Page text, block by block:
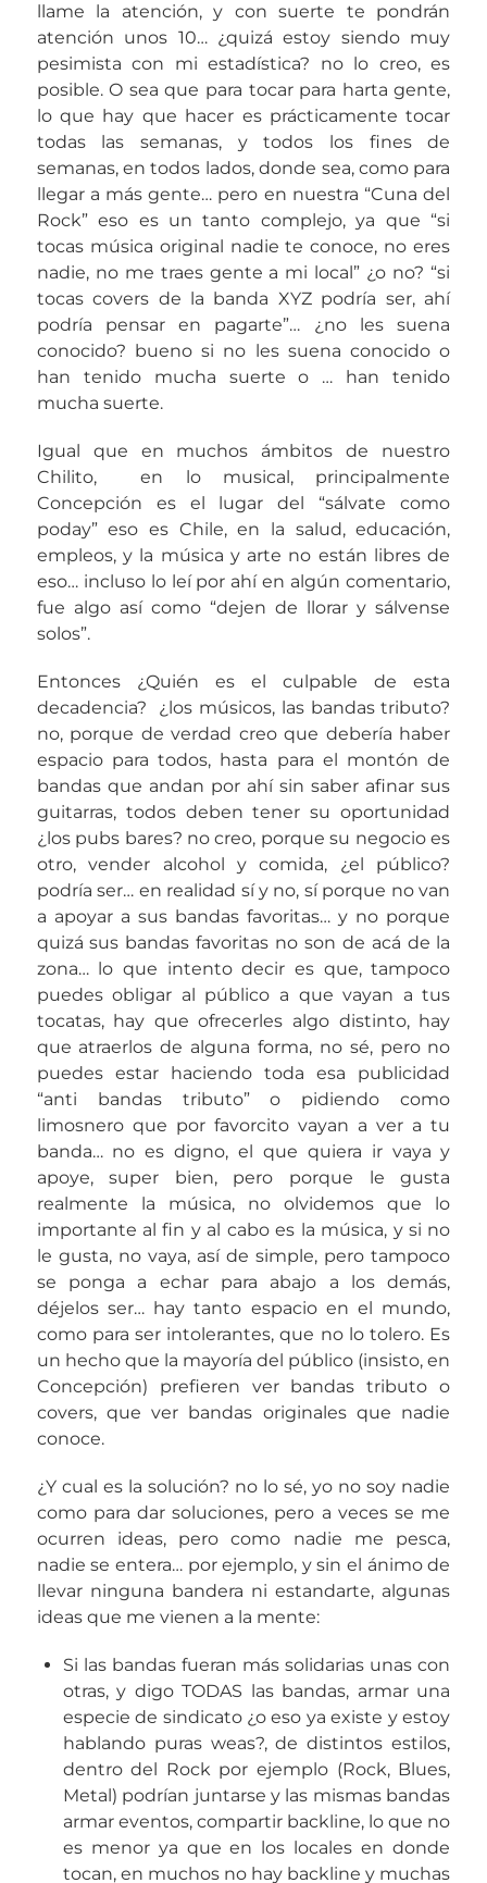
llame la atención, y con suerte te pondrán
atención unos 10… ¿quizá estoy siendo muy
pesimista con mi estadística? no lo creo, es
posible. O sea que para tocar para harta gente,
lo que hay que hacer es prácticamente tocar
todas las semanas, y todos los fines de
semanas, en todos lados, donde sea, como para
llegar a más gente… pero en nuestra “Cuna del
Rock” eso es un tanto complejo, ya que “si
tocas música original nadie te conoce, no eres
nadie, no me traes gente a mi local” ¿o no? “si
tocas covers de la banda XYZ podría ser, ahí
podría pensar en pagarte”… ¿no les suena
conocido? bueno si no les suena conocido o
han tenido mucha suerte o … han tenido
mucha suerte.
Igual que en muchos ámbitos de nuestro
Chilito, en lo musical, principalmente
Concepción es el lugar del “sálvate como
poday” eso es Chile, en la salud, educación,
empleos, y la música y arte no están libres de
eso… incluso lo leí por ahí en algún comentario,
fue algo así como “dejen de llorar y sálvense
solos”.
Entonces ¿Quién es el culpable de esta
decadencia? ¿los músicos, las bandas tributo?
no, porque de verdad creo que debería haber
espacio para todos, hasta para el montón de
bandas que andan por ahí sin saber afinar sus
guitarras, todos deben tener su oportunidad
¿los pubs bares? no creo, porque su negocio es
otro, vender alcohol y comida, ¿el público?
podría ser… en realidad sí y no, sí porque no van
a apoyar a sus bandas favoritas… y no porque
quizá sus bandas favoritas no son de acá de la
zona… lo que intento decir es que, tampoco
puedes obligar al público a que vayan a tus
tocatas, hay que ofrecerles algo distinto, hay
que atraerlos de alguna forma, no sé, pero no
puedes estar haciendo toda esa publicidad
“anti bandas tributo” o pidiendo como
limosnero que por favorcito vayan a ver a tu
banda… no es digno, el que quiera ir vaya y
apoye, super bien, pero porque le gusta
realmente la música, no olvidemos que lo
importante al fin y al cabo es la música, y si no
le gusta, no vaya, así de simple, pero tampoco
se ponga a echar para abajo a los demás,
déjelos ser… hay tanto espacio en el mundo,
como para ser intolerantes, que no lo tolero. Es
un hecho que la mayoría del público (insisto, en
Concepción) prefieren ver bandas tributo o
covers, que ver bandas originales que nadie
conoce.
¿Y cual es la solución? no lo sé, yo no soy nadie
como para dar soluciones, pero a veces se me
ocurren ideas, pero como nadie me pesca,
nadie se entera… por ejemplo, y sin el ánimo de
llevar ninguna bandera ni estandarte, algunas
ideas que me vienen a la mente:
Si las bandas fueran más solidarias unas con
otras, y digo TODAS las bandas, armar una
especie de sindicato ¿o eso ya existe y estoy
hablando puras weas?, de distintos estilos,
dentro del Rock por ejemplo (Rock, Blues,
Metal) podrían juntarse y las mismas bandas
armar eventos, compartir backline, lo que no
es menor ya que en los locales en donde
tocan, en muchos no hay backline y muchas